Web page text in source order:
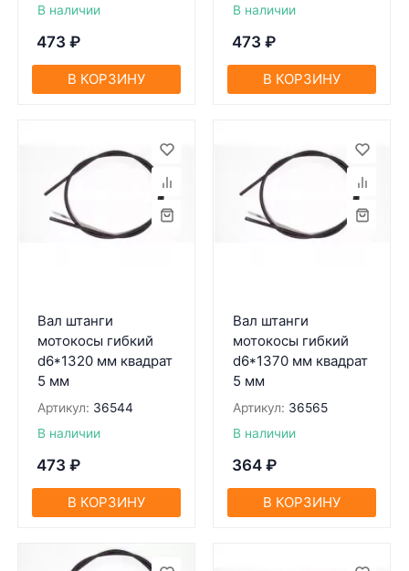
В наличии
473 ₽
В КОРЗИНУ
В наличии
473 ₽
В КОРЗИНУ
Вал штанги
мотокосы гибкий
d6*1320 мм квадрат
5 мм
Артикул: 36544
В наличии
473 ₽
В КОРЗИНУ
Вал штанги
мотокосы гибкий
d6*1370 мм квадрат
5 мм
Артикул: 36565
В наличии
364 ₽
В КОРЗИНУ